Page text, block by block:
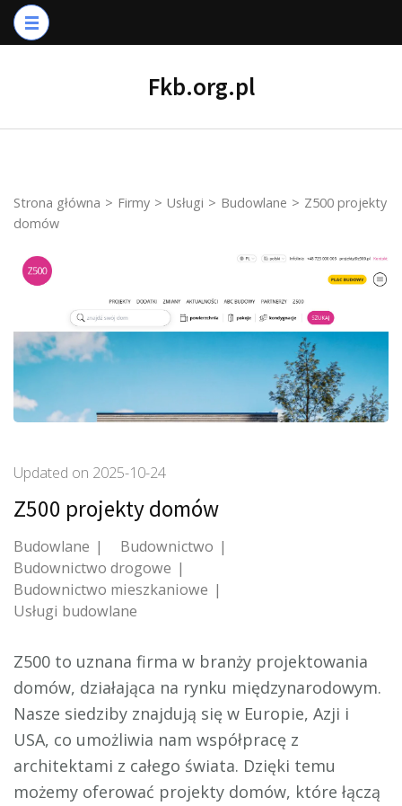
Skip
to
Fkb.org.pl
Strona główna > Firmy > Usługi > Budowlane > Z500 projekty
domów
Updated on 2025-10-24
Z500 projekty domów
Budowlane
Budownictwo
Budownictwo drogowe
Budownictwo mieszkaniowe
Usługi budowlane
Z500 to uznana firma w branży projektowania
domów, działająca na rynku międzynarodowym.
Nasze siedziby znajdują się w Europie, Azji i
USA, co umożliwia nam współpracę z
architektami z całego świata. Dzięki temu
możemy oferować projekty domów, które łączą